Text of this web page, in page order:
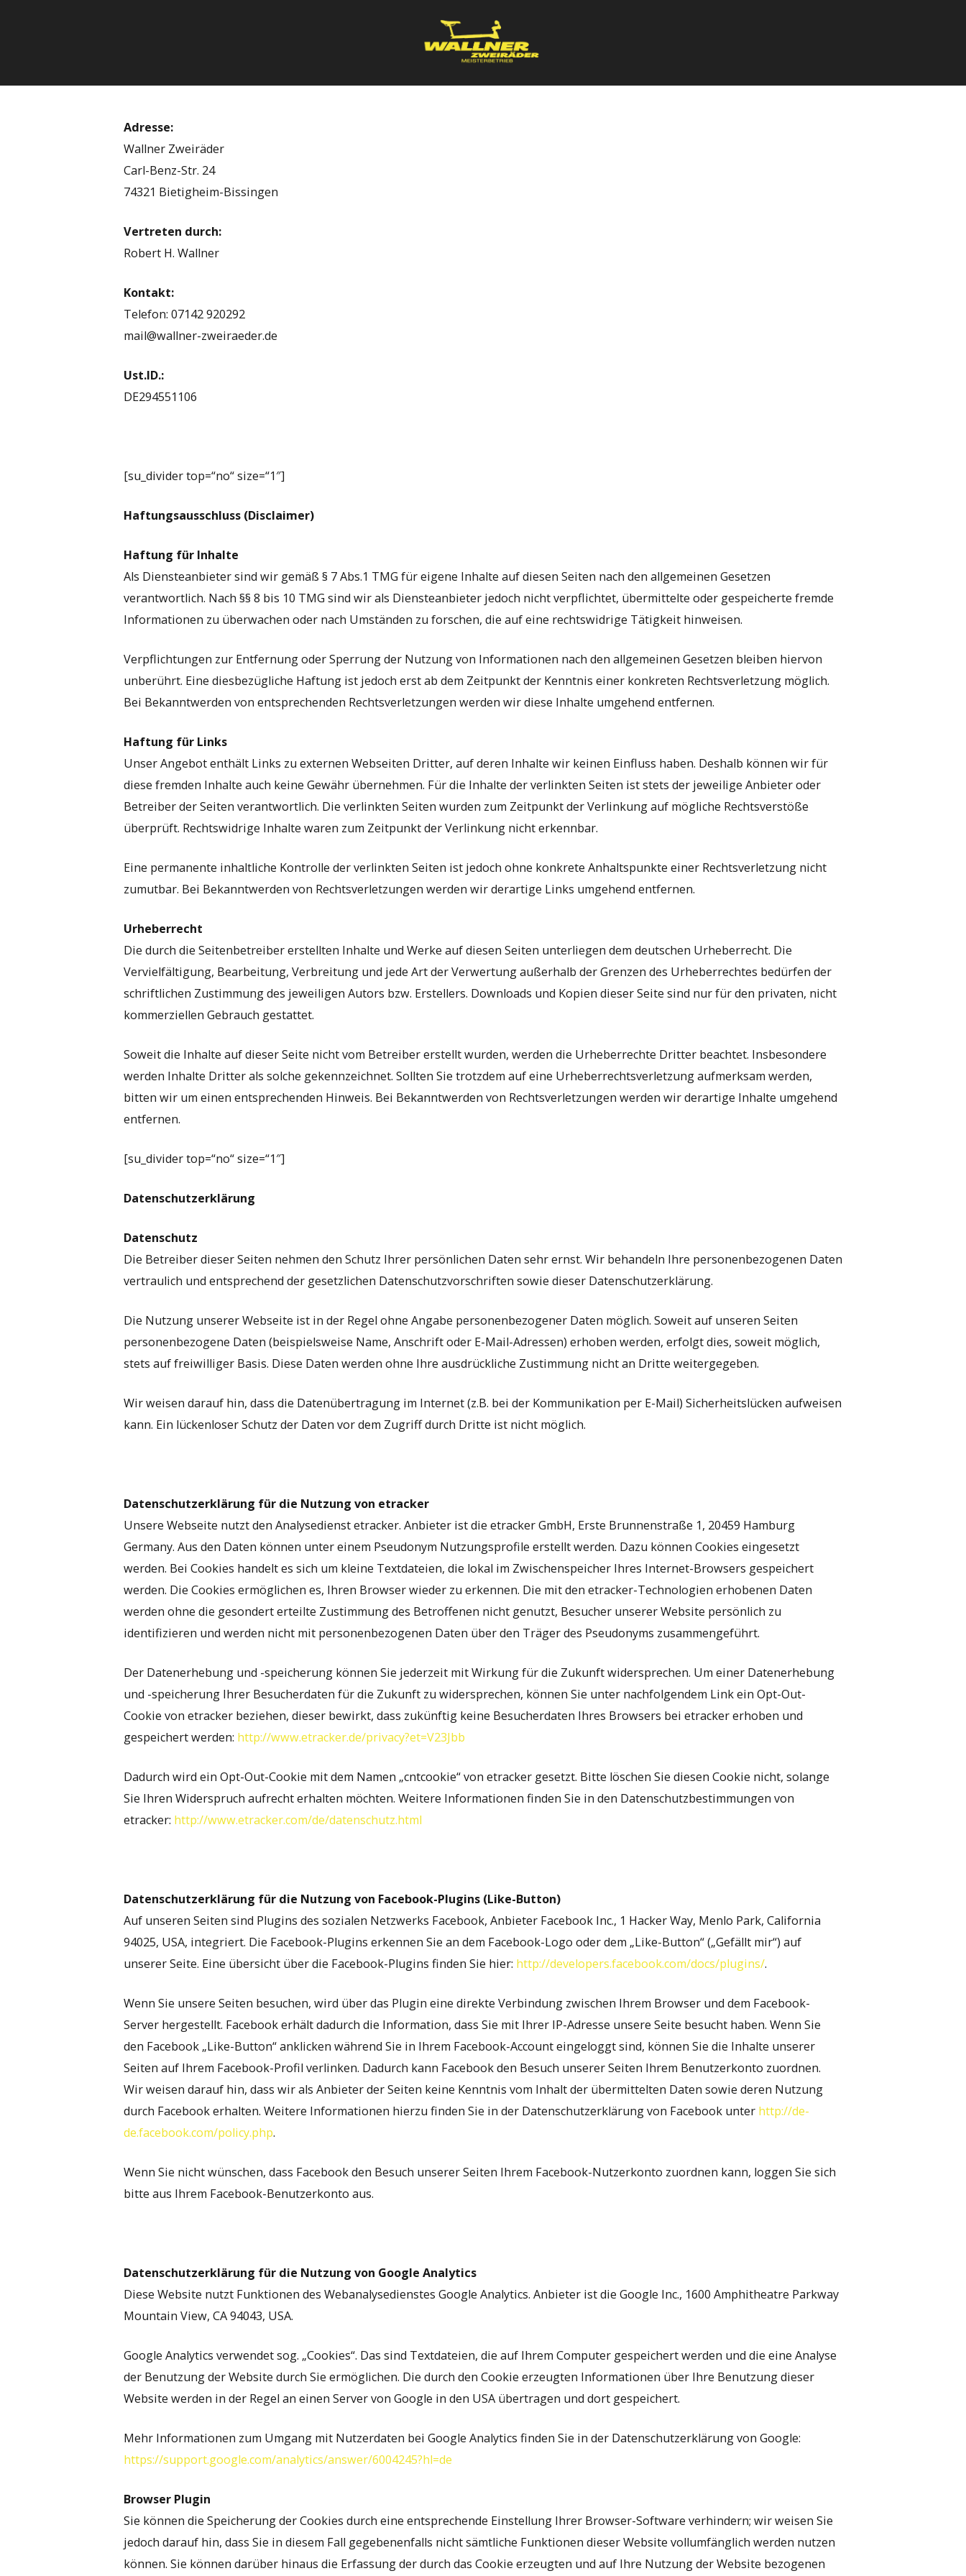
Adresse:
Wallner Zweiräder
Carl-Benz-Str. 24
74321 Bietigheim-Bissingen
Vertreten durch:
Robert H. Wallner
Kontakt:
Telefon: 07142 920292
mail@wallner-zweiraeder.de
Ust.ID.:
DE294551106
[su_divider top=“no“ size=“1″]
Haftungsausschluss (Disclaimer)
Haftung für Inhalte
Als Diensteanbieter sind wir gemäß § 7 Abs.1 TMG für eigene Inhalte auf diesen Seiten nach den allgemeinen Gesetzen
verantwortlich. Nach §§ 8 bis 10 TMG sind wir als Diensteanbieter jedoch nicht verpflichtet, übermittelte oder gespeicherte fremde
Informationen zu überwachen oder nach Umständen zu forschen, die auf eine rechtswidrige Tätigkeit hinweisen.
Verpflichtungen zur Entfernung oder Sperrung der Nutzung von Informationen nach den allgemeinen Gesetzen bleiben hiervon
unberührt. Eine diesbezügliche Haftung ist jedoch erst ab dem Zeitpunkt der Kenntnis einer konkreten Rechtsverletzung möglich.
Bei Bekanntwerden von entsprechenden Rechtsverletzungen werden wir diese Inhalte umgehend entfernen.
Haftung für Links
Unser Angebot enthält Links zu externen Webseiten Dritter, auf deren Inhalte wir keinen Einfluss haben. Deshalb können wir für
diese fremden Inhalte auch keine Gewähr übernehmen. Für die Inhalte der verlinkten Seiten ist stets der jeweilige Anbieter oder
Betreiber der Seiten verantwortlich. Die verlinkten Seiten wurden zum Zeitpunkt der Verlinkung auf mögliche Rechtsverstöße
überprüft. Rechtswidrige Inhalte waren zum Zeitpunkt der Verlinkung nicht erkennbar.
Eine permanente inhaltliche Kontrolle der verlinkten Seiten ist jedoch ohne konkrete Anhaltspunkte einer Rechtsverletzung nicht
zumutbar. Bei Bekanntwerden von Rechtsverletzungen werden wir derartige Links umgehend entfernen.
Urheberrecht
Die durch die Seitenbetreiber erstellten Inhalte und Werke auf diesen Seiten unterliegen dem deutschen Urheberrecht. Die
Vervielfältigung, Bearbeitung, Verbreitung und jede Art der Verwertung außerhalb der Grenzen des Urheberrechtes bedürfen der
schriftlichen Zustimmung des jeweiligen Autors bzw. Erstellers. Downloads und Kopien dieser Seite sind nur für den privaten, nicht
kommerziellen Gebrauch gestattet.
Soweit die Inhalte auf dieser Seite nicht vom Betreiber erstellt wurden, werden die Urheberrechte Dritter beachtet. Insbesondere
werden Inhalte Dritter als solche gekennzeichnet. Sollten Sie trotzdem auf eine Urheberrechtsverletzung aufmerksam werden,
bitten wir um einen entsprechenden Hinweis. Bei Bekanntwerden von Rechtsverletzungen werden wir derartige Inhalte umgehend
entfernen.
[su_divider top=“no“ size=“1″]
Datenschutzerklärung
Datenschutz
Die Betreiber dieser Seiten nehmen den Schutz Ihrer persönlichen Daten sehr ernst. Wir behandeln Ihre personenbezogenen Daten
vertraulich und entsprechend der gesetzlichen Datenschutzvorschriften sowie dieser Datenschutzerklärung.
Die Nutzung unserer Webseite ist in der Regel ohne Angabe personenbezogener Daten möglich. Soweit auf unseren Seiten
personenbezogene Daten (beispielsweise Name, Anschrift oder E-Mail-Adressen) erhoben werden, erfolgt dies, soweit möglich,
stets auf freiwilliger Basis. Diese Daten werden ohne Ihre ausdrückliche Zustimmung nicht an Dritte weitergegeben.
Wir weisen darauf hin, dass die Datenübertragung im Internet (z.B. bei der Kommunikation per E-Mail) Sicherheitslücken aufweisen
kann. Ein lückenloser Schutz der Daten vor dem Zugriff durch Dritte ist nicht möglich.
Datenschutzerklärung für die Nutzung von etracker
Unsere Webseite nutzt den Analysedienst etracker. Anbieter ist die etracker GmbH, Erste Brunnenstraße 1, 20459 Hamburg
Germany. Aus den Daten können unter einem Pseudonym Nutzungsprofile erstellt werden. Dazu können Cookies eingesetzt
werden. Bei Cookies handelt es sich um kleine Textdateien, die lokal im Zwischenspeicher Ihres Internet-Browsers gespeichert
werden. Die Cookies ermöglichen es, Ihren Browser wieder zu erkennen. Die mit den etracker-Technologien erhobenen Daten
werden ohne die gesondert erteilte Zustimmung des Betroffenen nicht genutzt, Besucher unserer Website persönlich zu
identifizieren und werden nicht mit personenbezogenen Daten über den Träger des Pseudonyms zusammengeführt.
Der Datenerhebung und -speicherung können Sie jederzeit mit Wirkung für die Zukunft widersprechen. Um einer Datenerhebung
und -speicherung Ihrer Besucherdaten für die Zukunft zu widersprechen, können Sie unter nachfolgendem Link ein Opt-Out-
Cookie von etracker beziehen, dieser bewirkt, dass zukünftig keine Besucherdaten Ihres Browsers bei etracker erhoben und
gespeichert werden: http://www.etracker.de/privacy?et=V23Jbb
Dadurch wird ein Opt-Out-Cookie mit dem Namen „cntcookie“ von etracker gesetzt. Bitte löschen Sie diesen Cookie nicht, solange
Sie Ihren Widerspruch aufrecht erhalten möchten. Weitere Informationen finden Sie in den Datenschutzbestimmungen von
etracker: http://www.etracker.com/de/datenschutz.html
Datenschutzerklärung für die Nutzung von Facebook-Plugins (Like-Button)
Auf unseren Seiten sind Plugins des sozialen Netzwerks Facebook, Anbieter Facebook Inc., 1 Hacker Way, Menlo Park, California
94025, USA, integriert. Die Facebook-Plugins erkennen Sie an dem Facebook-Logo oder dem „Like-Button“ („Gefällt mir“) auf
unserer Seite. Eine übersicht über die Facebook-Plugins finden Sie hier: http://developers.facebook.com/docs/plugins/.
Wenn Sie unsere Seiten besuchen, wird über das Plugin eine direkte Verbindung zwischen Ihrem Browser und dem Facebook-
Server hergestellt. Facebook erhält dadurch die Information, dass Sie mit Ihrer IP-Adresse unsere Seite besucht haben. Wenn Sie
den Facebook „Like-Button“ anklicken während Sie in Ihrem Facebook-Account eingeloggt sind, können Sie die Inhalte unserer
Seiten auf Ihrem Facebook-Profil verlinken. Dadurch kann Facebook den Besuch unserer Seiten Ihrem Benutzerkonto zuordnen.
Wir weisen darauf hin, dass wir als Anbieter der Seiten keine Kenntnis vom Inhalt der übermittelten Daten sowie deren Nutzung
durch Facebook erhalten. Weitere Informationen hierzu finden Sie in der Datenschutzerklärung von Facebook unter http://de-
de.facebook.com/policy.php.
Wenn Sie nicht wünschen, dass Facebook den Besuch unserer Seiten Ihrem Facebook-Nutzerkonto zuordnen kann, loggen Sie sich
bitte aus Ihrem Facebook-Benutzerkonto aus.
Datenschutzerklärung für die Nutzung von Google Analytics
Diese Website nutzt Funktionen des Webanalysedienstes Google Analytics. Anbieter ist die Google Inc., 1600 Amphitheatre Parkway
Mountain View, CA 94043, USA.
Google Analytics verwendet sog. „Cookies“. Das sind Textdateien, die auf Ihrem Computer gespeichert werden und die eine Analyse
der Benutzung der Website durch Sie ermöglichen. Die durch den Cookie erzeugten Informationen über Ihre Benutzung dieser
Website werden in der Regel an einen Server von Google in den USA übertragen und dort gespeichert.
Mehr Informationen zum Umgang mit Nutzerdaten bei Google Analytics finden Sie in der Datenschutzerklärung von Google:
https://support.google.com/analytics/answer/6004245?hl=de
Browser Plugin
Sie können die Speicherung der Cookies durch eine entsprechende Einstellung Ihrer Browser-Software verhindern; wir weisen Sie
jedoch darauf hin, dass Sie in diesem Fall gegebenenfalls nicht sämtliche Funktionen dieser Website vollumfänglich werden nutzen
können. Sie können darüber hinaus die Erfassung der durch das Cookie erzeugten und auf Ihre Nutzung der Website bezogenen